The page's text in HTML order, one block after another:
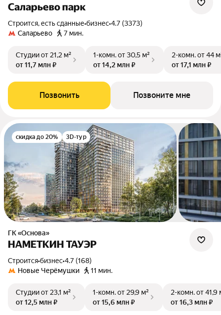
Саларьево парк
Строится, есть сданные•бизнес•4.7 (3373)
Саларьево
7 мин.
Студииот 21,2 м²
от 11,7 млн ₽
1-комн.от 30,5 м²
от 14,2 млн ₽
2-комн.от 44
от 17,1 млн ₽
Позвонить Позвоните мне
скидка до 20% 3D-тур
ГК «Основа»
НАМЕТКИН ТАУЭР
Строится•бизнес•4.7 (168)
Новые Черёмушки
11 мин.
Студииот 23,1 м²
от 12,5 млн ₽
1-комн.от 29,9 м²
от 15,6 млн ₽
2-комн.от 41,9
от 16,3 млн ₽